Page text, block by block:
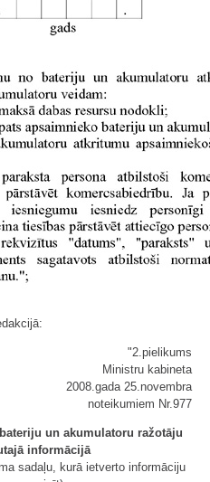
"2.pielikums
Ministru kabineta
2008.gada 25.novembra
noteikumiem Nr.977
un akumulatoru ražotāju
informācijā
sadaļu, kurā ietverto informāciju